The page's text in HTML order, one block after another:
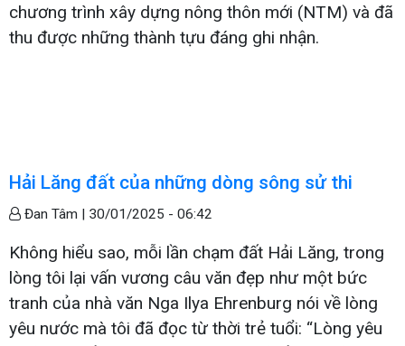
chương trình xây dựng nông thôn mới (NTM) và đã
thu được những thành tựu đáng ghi nhận.
Hải Lăng đất của những dòng sông sử thi
Đan Tâm | 30/01/2025 - 06:42
Không hiểu sao, mỗi lần chạm đất Hải Lăng, trong
lòng tôi lại vấn vương câu văn đẹp như một bức
tranh của nhà văn Nga Ilya Ehrenburg nói về lòng
yêu nước mà tôi đã đọc từ thời trẻ tuổi: “Lòng yêu